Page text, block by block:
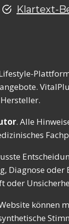
Klartext-
. Alle
oder